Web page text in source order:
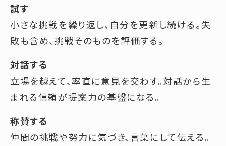
試す
小さな挑戦を繰り返し、自分を更新し続ける。失
敗も含め、挑戦そのものを評価する。
対話する
立場を越えて、率直に意見を交わす。対話から生
まれる信頼が提案力の基盤になる。
称賛する
仲間の挑戦や努力に気づき、言葉にして伝える。